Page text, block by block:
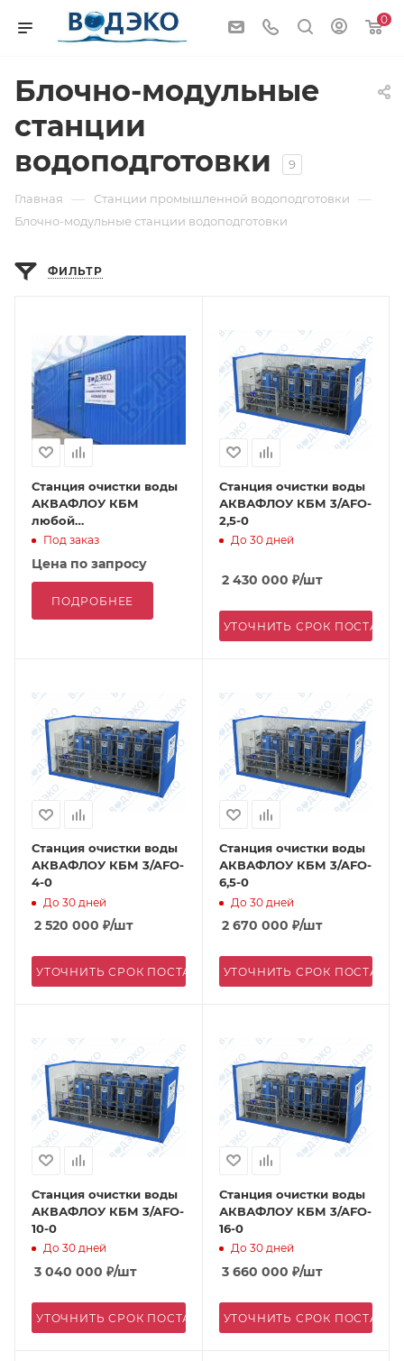
0
Блочно-модульные
станции
водоподготовки
9
Главная — Станции промышленной водоподготовки —
Блочно-модульные станции водоподготовки
ФИЛЬТР
Станция очистки воды
АКВАФЛОУ КБМ
любой
производительности в
Под заказ
Цена по запросу
ПОДРОБНЕЕ
Станция очистки воды
АКВАФЛОУ КБМ 3/AFO-
2,5-0
До 30 дней
2 430 000 ₽/шт
УТОЧНИТЬ СРОК
Станция очистки воды
АКВАФЛОУ КБМ 3/AFO-
4-0
До 30 дней
2 520 000 ₽/шт
УТОЧНИТЬ СРОК ПОСТАВКИ
Станция очистки воды
АКВАФЛОУ КБМ 3/AFO-
6,5-0
До 30 дней
2 670 000 ₽/шт
УТОЧНИТЬ СРОК
Станция очистки воды
АКВАФЛОУ КБМ 3/AFO-
10-0
До 30 дней
3 040 000 ₽/шт
УТОЧНИТЬ СРОК ПОСТАВКИ
Станция очистки воды
АКВАФЛОУ КБМ 3/AFO-
16-0
До 30 дней
3 660 000 ₽/шт
УТОЧНИТЬ СРОК